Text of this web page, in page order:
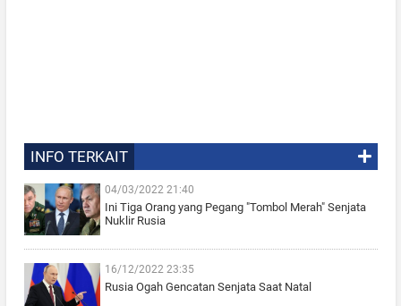
INFO TERKAIT
04/03/2022 21:40
Ini Tiga Orang yang Pegang "Tombol Merah" Senjata
Nuklir Rusia
16/12/2022 23:35
Rusia Ogah Gencatan Senjata Saat Natal